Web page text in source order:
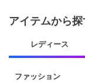
アイテムから探
レディース
ファッション